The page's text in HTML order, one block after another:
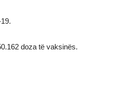
doza të vaksinës.